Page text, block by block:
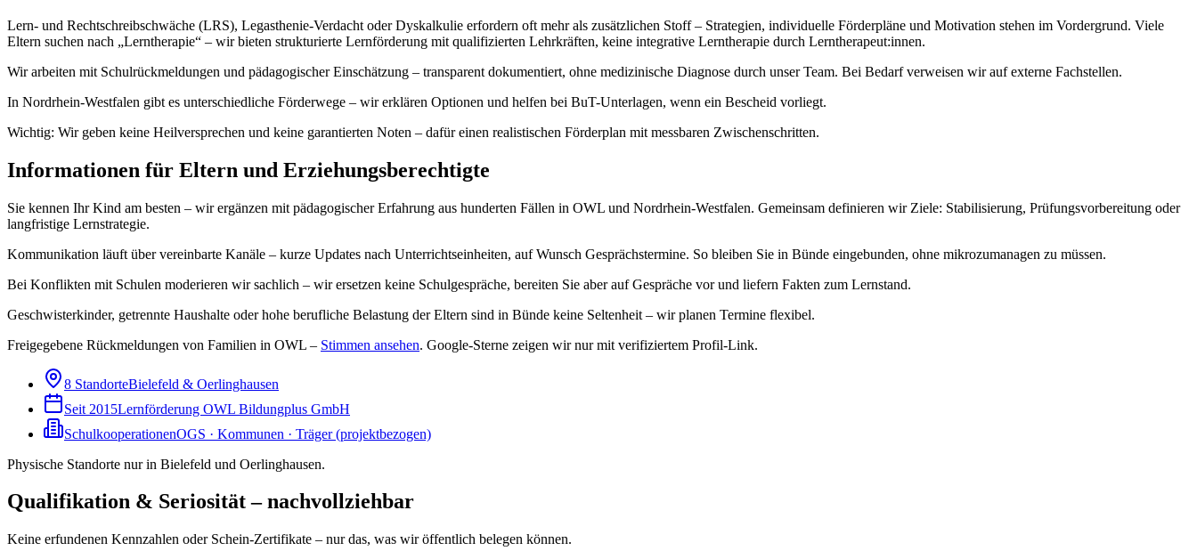
Lern- und Rechtschreibschwäche (LRS), Legasthenie-Verdacht oder Dyskalkulie erfordern oft mehr als zusätzlichen Stoff – Strategien, individuelle Förderpläne und Motivation stehen im Vordergrund. Viele
Eltern suchen nach „Lerntherapie“ – wir bieten strukturierte Lernförderung mit qualifizierten Lehrkräften, keine integrative Lerntherapie durch Lerntherapeut:innen.
Wir arbeiten mit Schulrückmeldungen und pädagogischer Einschätzung – transparent dokumentiert, ohne medizinische Diagnose durch unser Team. Bei Bedarf verweisen wir auf externe Fachstellen.
In Nordrhein-Westfalen gibt es unterschiedliche Förderwege – wir erklären Optionen und helfen bei BuT-Unterlagen, wenn ein Bescheid vorliegt.
Wichtig: Wir geben keine Heilversprechen und keine garantierten Noten – dafür einen realistischen Förderplan mit messbaren Zwischenschritten.
Informationen für Eltern und Erziehungsberechtigte
Sie kennen Ihr Kind am besten – wir ergänzen mit pädagogischer Erfahrung aus hunderten Fällen in OWL und Nordrhein-Westfalen. Gemeinsam definieren wir Ziele: Stabilisierung, Prüfungsvorbereitung oder
langfristige Lernstrategie.
Kommunikation läuft über vereinbarte Kanäle – kurze Updates nach Unterrichtseinheiten, auf Wunsch Gesprächstermine. So bleiben Sie in Bünde eingebunden, ohne mikrozumanagen zu müssen.
Bei Konflikten mit Schulen moderieren wir sachlich – wir ersetzen keine Schulgespräche, bereiten Sie aber auf Gespräche vor und liefern Fakten zum Lernstand.
Geschwisterkinder, getrennte Haushalte oder hohe berufliche Belastung der Eltern sind in Bünde keine Seltenheit – wir planen Termine flexibel.
Freigegebene Rückmeldungen von Familien in OWL – Stimmen ansehen. Google-Sterne zeigen wir nur mit verifiziertem Profil-Link.
8 StandorteBielefeld & Oerlinghausen
Seit 2015Lernförderung OWL Bildungplus GmbH
SchulkooperationenOGS · Kommunen · Träger (projektbezogen)
Physische Standorte nur in Bielefeld und Oerlinghausen.
Qualifikation & Seriosität – nachvollziehbar
Keine erfundenen Kennzahlen oder Schein-Zertifikate – nur das, was wir öffentlich belegen können.